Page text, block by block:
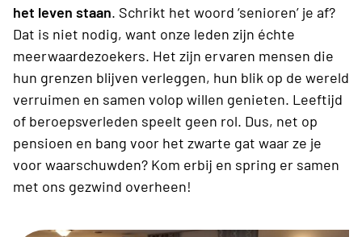
het leven staan. Schrikt het woord ‘senioren’ je af?
Dat is niet nodig, want onze leden zijn échte
meerwaardezoekers. Het zijn ervaren mensen die
hun grenzen blijven verleggen, hun blik op de wereld
verruimen en samen volop willen genieten. Leeftijd
of beroepsverleden speelt geen rol. Dus, net op
pensioen en bang voor het zwarte gat waar ze je
voor waarschuwden? Kom erbij en spring er samen
met ons gezwind overheen!